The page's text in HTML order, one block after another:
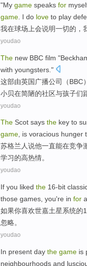
"My game speaks for
game . I do love to play
我在球场上会说明一切的 ，
youdao
The new BBC film "
with youngsters ."
这部由英国广播公司（BBC
小贝在简陋的社区与孩子们
youdao
The Scot says the key to
game, is voracious hunger
苏格兰人说他一直能在竞争
学习的高热情。
youdao
If you liked the 16-bit
those games, you're in for a
如果你喜欢世嘉土星系统的
忽略。
youdao
In present day the game is
neighbourhoods and